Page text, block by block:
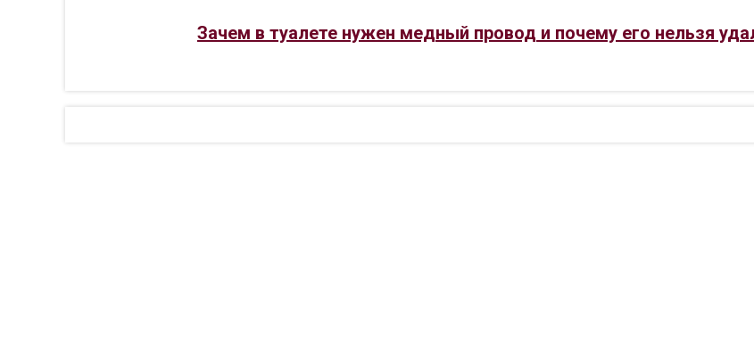
Зачем в туалете нужен медный провод и почему его нельзя